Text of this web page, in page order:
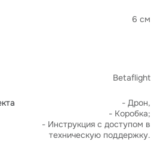
6 см
Betaflight
- Дрон,
- Коробка;
- Инструкция с доступом в
техническую поддержку.